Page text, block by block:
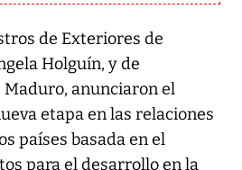
de Exteriores de
Holguín, y de
Maduro, anunciaron el
etapa en las relaciones
países basada en el
para el desarrollo en la